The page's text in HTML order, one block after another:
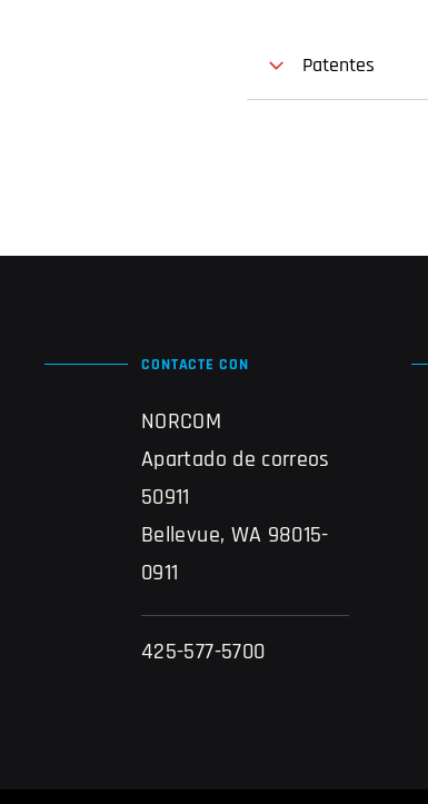
Patentes
CONTACTE CON
NORCOM
Apartado de correos
50911
Bellevue, WA 98015-
0911
425-577-5700